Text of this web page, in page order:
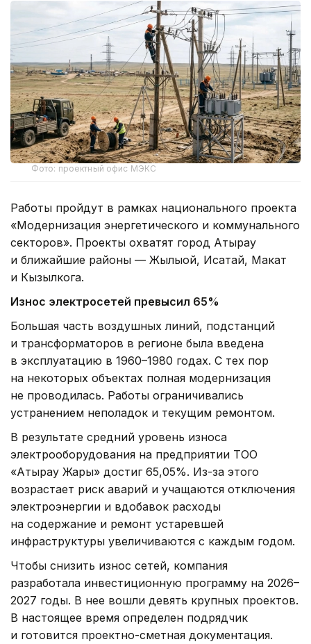
Фото: проектный офис МЭКС
Работы пройдут в рамках национального проекта
«Модернизация энергетического и коммунального
секторов». Проекты охватят город Атырау
и ближайшие районы — Жылыой, Исатай, Макат
и Кызылкога.
Износ электросетей превысил 65%
Большая часть воздушных линий, подстанций
и трансформаторов в регионе была введена
в эксплуатацию в 1960–1980 годах. С тех пор
на некоторых объектах полная модернизация
не проводилась. Работы ограничивались
устранением неполадок и текущим ремонтом.
В результате средний уровень износа
электрооборудования на предприятии ТОО
«Атырау Жарық» достиг 65,05%. Из-за этого
возрастает риск аварий и учащаются отключения
электроэнергии и вдобавок расходы
на содержание и ремонт устаревшей
инфраструктуры увеличиваются с каждым годом.
Чтобы снизить износ сетей, компания
разработала инвестиционную программу на 2026–
2027 годы. В нее вошли девять крупных проектов.
В настоящее время определен подрядчик
и готовится проектно-сметная документация.